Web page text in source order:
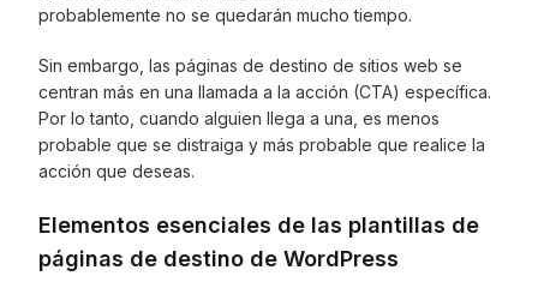
probablemente no se quedarán mucho tiempo.
Sin embargo, las páginas de destino de sitios web se
centran más en una llamada a la acción (CTA) específica.
Por lo tanto, cuando alguien llega a una, es menos
probable que se distraiga y más probable que realice la
acción que deseas.
Elementos esenciales de las plantillas de
páginas de destino de WordPress